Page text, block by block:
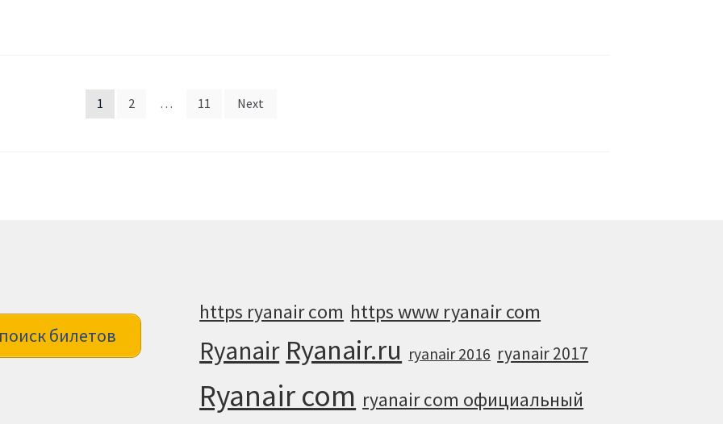
1 2 … 11 Next
билетов
https ryanair com https www ryanair com
Ryanair Ryanair.ru ryanair 2016 ryanair 2017
Ryanair com ryanair com официальный